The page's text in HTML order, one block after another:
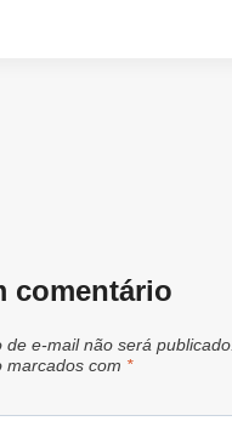
comentário
e-mail não será publicado.
marcados com *